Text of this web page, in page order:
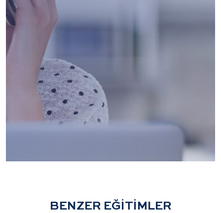
BENZER EĞİTİMLER